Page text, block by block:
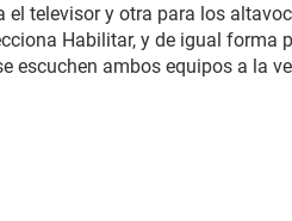
el televisor y otra para los
Habilitar, y de igual forma
escuchen ambos equipos a la